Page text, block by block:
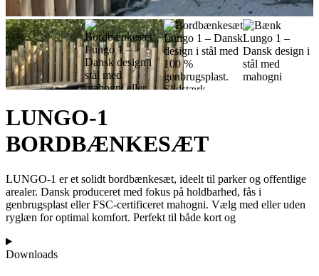
LUNGO-1
BORDBÆNKESÆT
LUNGO-1 er et solidt bordbænkesæt, ideelt til parker og offentlige
arealer. Dansk produceret med fokus på holdbarhed, fås i
genbrugsplast eller FSC-certificeret mahogni. Vælg med eller uden
ryglæn for optimal komfort. Perfekt til både kort og
Downloads